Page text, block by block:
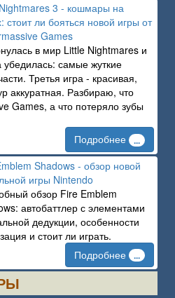
3 - кошмары на
стоит ли бояться новой игры от
Games
в мир Little Nightmares и
убедилась: самые жуткие
Третья игра - красивая,
аккуратная. Разбираю, что
Games, а что потеряло зубы
Подробнее ...
Shadows - обзор новой
игры Nintendo
обзор Fire Emblem
автобаттлер с элементами
дедукции, особенности
и стоит ли играть.
Подробнее ...